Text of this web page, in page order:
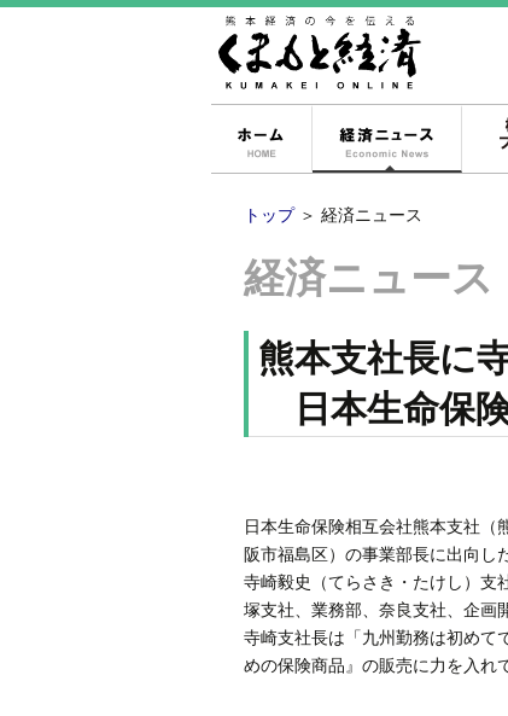
経済ニ
トップ ＞ 経済ニュース
経済ニュース
熊本支社長に
日本生命保
日本生命保険相互会社熊本支社（
阪市福島区）の事業部長に出向し
寺崎毅史（てらさき・たけし）支
塚支社、業務部、奈良支社、企画
寺崎支社長は「九州勤務は初めて
めの保険商品』の販売に力を入れ